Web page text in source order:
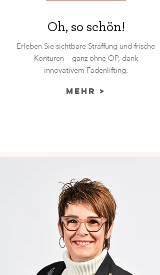
Oh, so schön!
Erleben Sie sichtbare Straffung und frische
Konturen – ganz ohne OP, dank
innovativem Fadenlifting.
mehr >